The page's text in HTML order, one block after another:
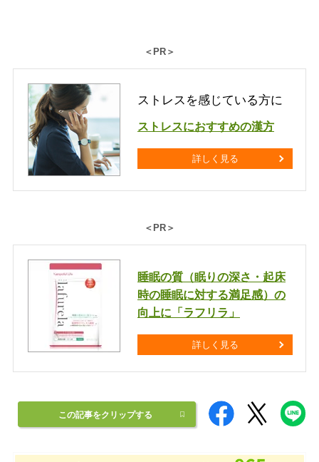
＜PR＞
ストレスを感じている方に
ストレスにおすすめの漢方
詳しく見る
＜PR＞
睡眠の質（眠りの深さ・起床
時の睡眠に対する満足感）の
向上に「ラフリラ」
詳しく見る
この記事をクリップする